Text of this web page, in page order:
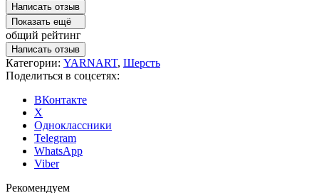
Написать отзыв
Показать ещё
общий рейтинг
Написать отзыв
Категории: YARNART, Шерсть
Поделиться в соцсетях:
ВКонтакте
X
Одноклассники
Telegram
WhatsApp
Viber
Рекомендуем